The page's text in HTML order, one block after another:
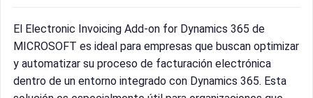
El Electronic Invoicing Add-on for Dynamics 365 de
MICROSOFT es ideal para empresas que buscan optimizar
y automatizar su proceso de facturación electrónica
dentro de un entorno integrado con Dynamics 365. Esta